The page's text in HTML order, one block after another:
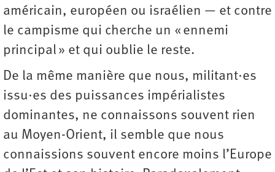
américain, européen ou israélien — et contre
le campisme qui cherche un « ennemi
principal » et qui oublie le reste.
De la même manière que nous, militant·es
issu·es des puissances impérialistes
dominantes, ne connaissons souvent rien
au Moyen-Orient, il semble que nous
connaissions souvent encore moins l’Europe